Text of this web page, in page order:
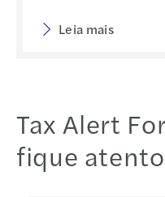
Leia mais
Tax Alert
fique atento